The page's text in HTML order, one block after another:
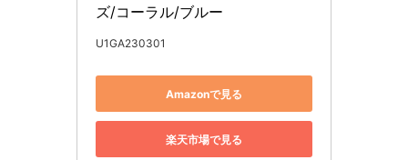
ズ/コーラル/ブルー
U1GA230301
Amazonで見る
楽天市場で見る